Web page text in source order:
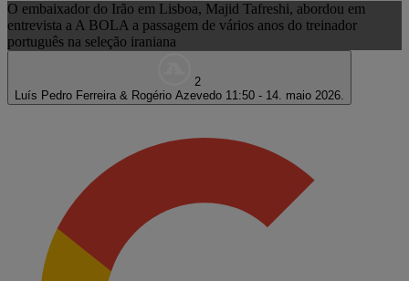
O embaixador do Irão em Lisboa, Majid Tafreshi, abordou em
entrevista a A BOLA a passagem de vários anos do treinador
português na seleção iraniana
2
Luís Pedro Ferreira & Rogério Azevedo 11:50 - 14. maio 2026.